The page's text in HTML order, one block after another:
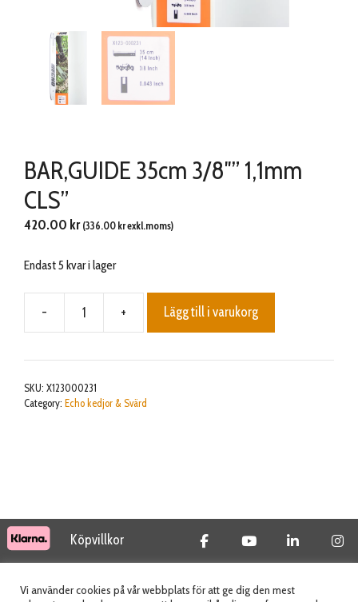
BAR,GUIDE 35cm 3/8″” 1,1mm
CLS”
420.00 kr (336.00 krexkl.moms)
Endast 5 kvar i lager
-
BAR,GUIDE
3/8""
CLS"
+ Lägg till i varukorg
SKU: X123000231
Category: Echo kedjor & Svärd
Köpvillkor
© 2026 Tidab AB - All Rights Reserved
Vi använder cookies på vår webbplats för att ge dig den mest